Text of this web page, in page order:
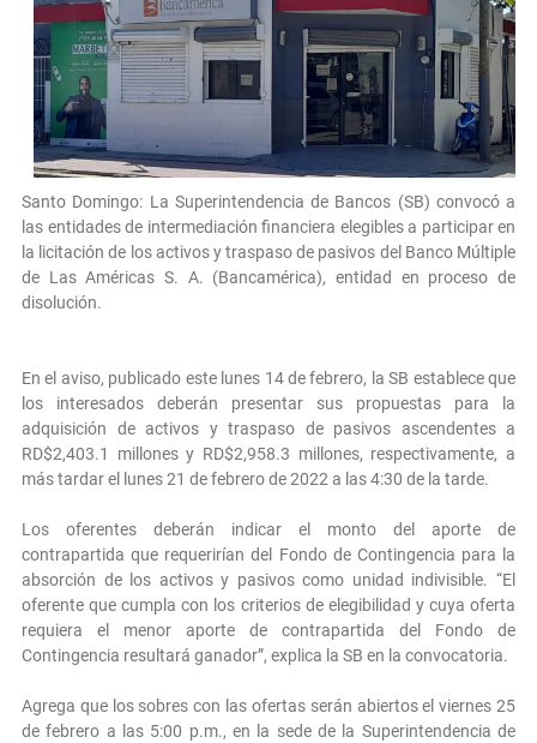
Santo Domingo: La Superintendencia de Bancos (SB) convocó a
las entidades de intermediación financiera elegibles a participar en
la licitación de los activos y traspaso de pasivos del Banco Múltiple
de Las Américas S. A. (Bancamérica), entidad en proceso de
disolución.
En el aviso, publicado este lunes 14 de febrero, la SB establece que
los interesados deberán presentar sus propuestas para la
adquisición de activos y traspaso de pasivos ascendentes a
RD$2,403.1 millones y RD$2,958.3 millones, respectivamente, a
más tardar el lunes 21 de febrero de 2022 a las 4:30 de la tarde.
Los oferentes deberán indicar el monto del aporte de
contrapartida que requerirían del Fondo de Contingencia para la
absorción de los activos y pasivos como unidad indivisible. “El
oferente que cumpla con los criterios de elegibilidad y cuya oferta
requiera el menor aporte de contrapartida del Fondo de
Contingencia resultará ganador”, explica la SB en la convocatoria.
Agrega que los sobres con las ofertas serán abiertos el viernes 25
de febrero a las 5:00 p.m., en la sede de la Superintendencia de